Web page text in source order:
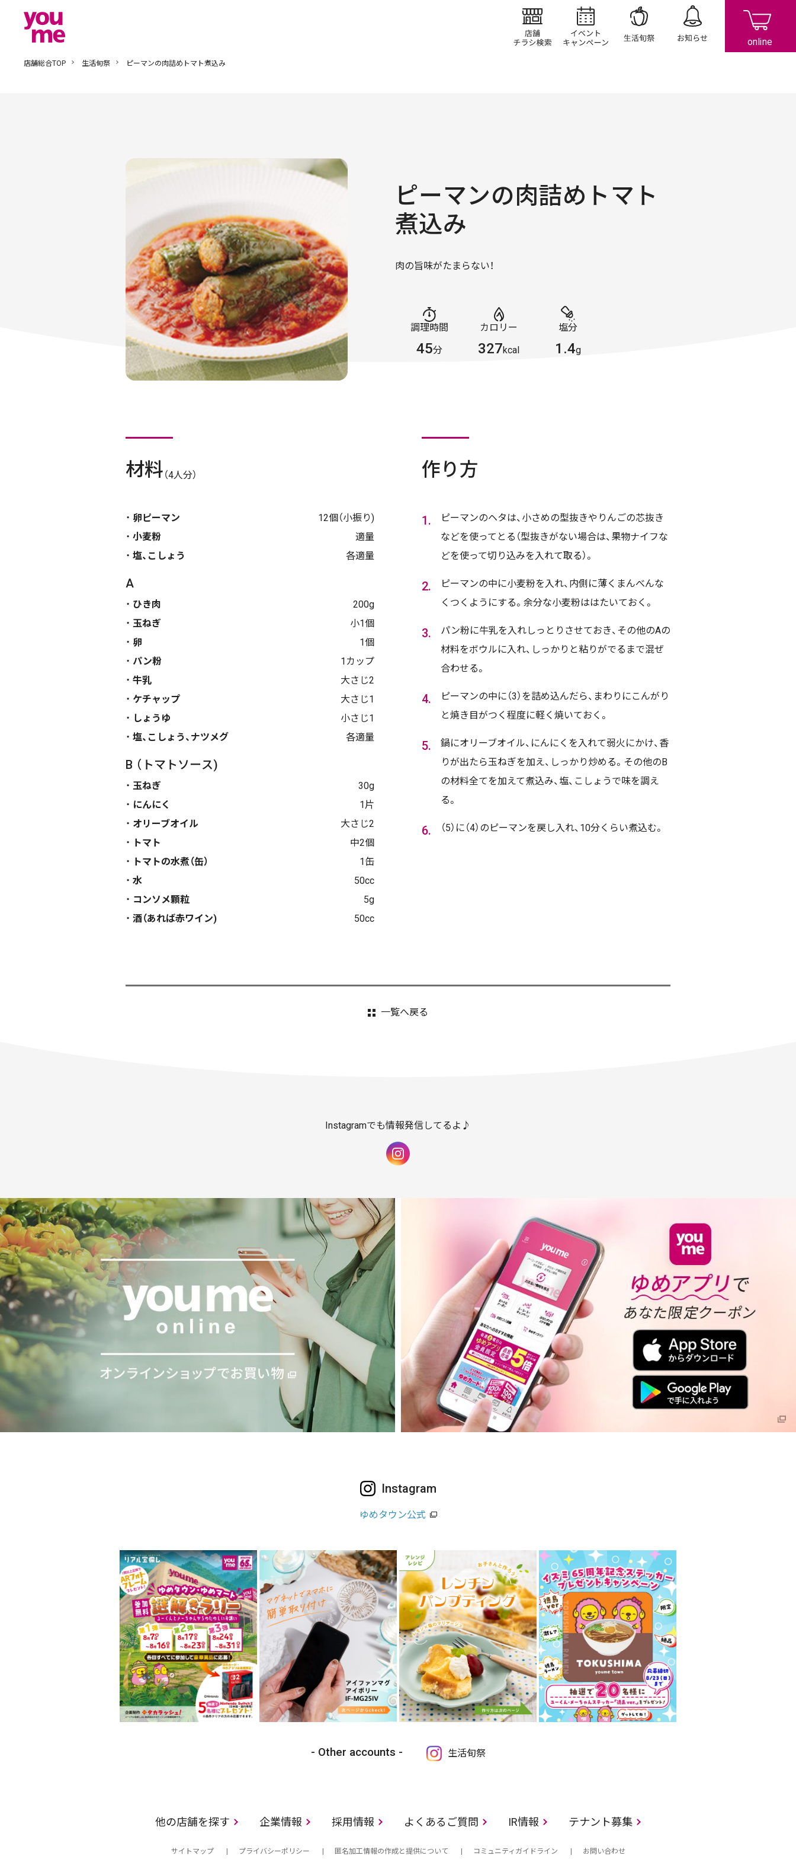
店舗/チラシ検索イベント/キャンペーン
生活旬祭 お知らせ
店舗総合TOP 生活旬祭 ピーマンの肉詰めトマト煮込み
ピーマンの肉詰めトマト
煮込み
肉の旨味がたまらない！
調理時間
45分
カロリー
327kcal
塩分
1.4g
材料 （4人分）
卵ピーマン
12個（小振り)
小麦粉
適量
塩、こしょう
各適量
A
ひき肉
200g
玉ねぎ
小1個
卵
1個
パン粉
1カップ
牛乳
大さじ2
ケチャップ
大さじ1
しょうゆ
小さじ1
塩、こしょう、ナツメグ
各適量
B （トマトソース)
玉ねぎ
30g
にんにく
1片
オリーブオイル
大さじ2
トマト
中2個
トマトの水煮（缶）
1缶
水
50cc
コンソメ顆粒
5g
酒（あれば赤ワイン)
50cc
作り方
ピーマンのヘタは、小さめの型抜きやりんごの芯抜き
などを使ってとる（型抜きがない場合は、果物ナイフな
どを使って切り込みを入れて取る）。
ピーマンの中に小麦粉を入れ、内側に薄くまんべんな
くつくようにする。余分な小麦粉ははたいておく。
パン粉に牛乳を入れしっとりさせておき、その他のAの
材料をボウルに入れ、しっかりと粘りがでるまで混ぜ
合わせる。
ピーマンの中に（3）を詰め込んだら、まわりにこんがり
と焼き目がつく程度に軽く焼いておく。
鍋にオリーブオイル、にんにくを入れて弱火にかけ、香
りが出たら玉ねぎを加え、しっかり炒める。その他のB
の材料全てを加えて煮込み、塩、こしょうで味を調え
る。
（5）に（4）のピーマンを戻し入れ、10分くらい煮込む。
一覧へ戻る
Instagramでも情報発信してるよ♪
Instagram
ゆめタウン公式
Other accounts 生活旬祭
他の店舗を探す 企業情報 採用情報 よくあるご質問 IR情報 テナント募集
サイトマップ プライバシーポリシー 匿名加工情報の作成と提供について コミュニティガイドライン お問い合わせ